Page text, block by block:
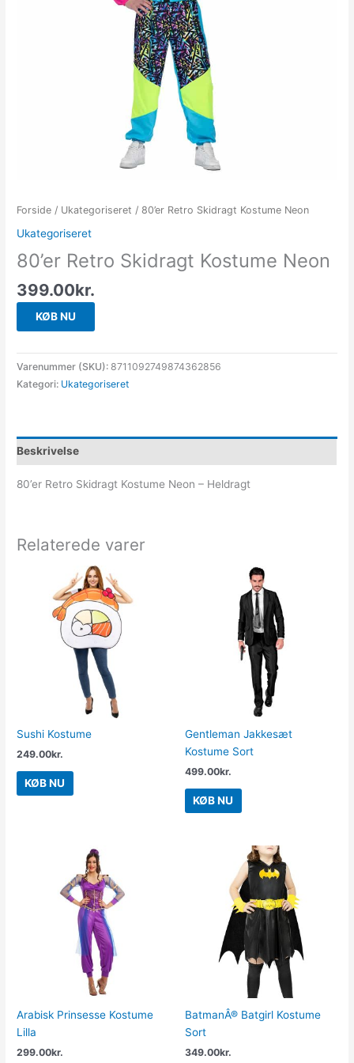
Forside / Ukategoriseret / 80’er Retro Skidragt Kostume Neon
Ukategoriseret
80’er Retro Skidragt Kostume Neon
399.00kr.
KØB NU
Varenummer (SKU):8711092749874362856
Kategori: Ukategoriseret
Beskrivelse
80’er Retro Skidragt Kostume Neon – Heldragt
Relaterede varer
Sushi Kostume
249.00kr.
KØB NU
Gentleman Jakkesæt
Kostume Sort
499.00kr.
KØB NU
Arabisk Prinsesse Kostume
Lilla
299.00kr.
BatmanÂ® Batgirl Kostume
Sort
349.00kr.